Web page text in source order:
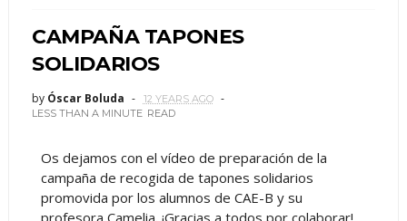
CAMPAÑA TAPONES
SOLIDARIOS
by Óscar Boluda
12 YEARS AGO
LESS THAN A MINUTE READ
Os dejamos con el vídeo de preparación de la
campaña de recogida de tapones solidarios
promovida por los alumnos de CAE-B y su
profesora Camelia. ¡Gracias a todos por colaborar!